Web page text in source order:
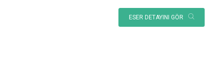
ESER DETAYINI GÖR